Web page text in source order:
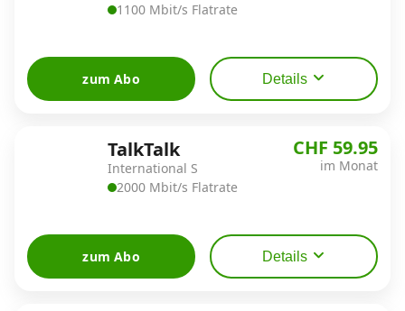
1100 Mbit/s Flatrate
zum Abo Details
TalkTalk
International S
2000 Mbit/s Flatrate
CHF 59.95
im Monat
zum Abo Details